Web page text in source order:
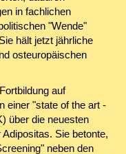
in fachlichen
"Wende"
hält jetzt jährliche
osteuropäischen
auf
einer "state of the art -
über die neuesten
Sie betonte,
neben den